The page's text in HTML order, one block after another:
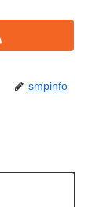
smpinfo